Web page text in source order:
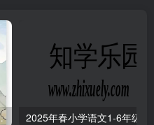
后传 (1-4季）